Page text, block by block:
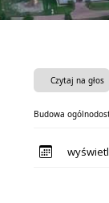
Czytaj na głos
Budowa